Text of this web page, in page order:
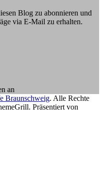
Blog zu abonnieren und
via E-Mail zu erhalten.
an
Braunschweig. Alle Rechte
Präsentiert von